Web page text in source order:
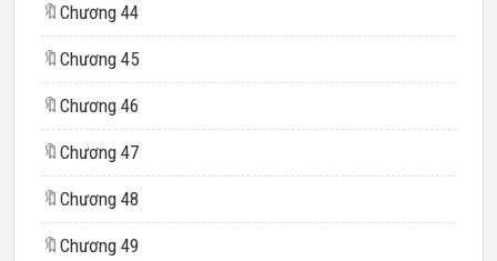
🔖 Chương 44
🔖 Chương 45
🔖 Chương 46
🔖 Chương 47
🔖 Chương 48
🔖 Chương 49